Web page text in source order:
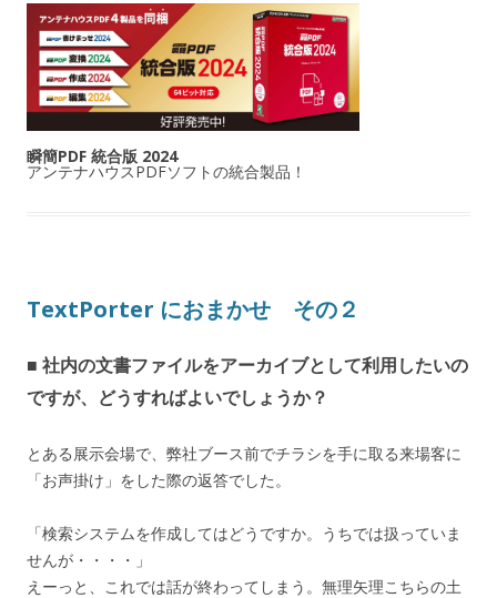
瞬簡PDF 統合版 2024
アンテナハウスPDFソフトの統合製品！
TextPorter におまかせ その２
■ 社内の文書ファイルをアーカイブとして利用したいの
ですが、どうすればよいでしょうか？
とある展示会場で、弊社ブース前でチラシを手に取る来場客に
「お声掛け」をした際の返答でした。
「検索システムを作成してはどうですか。うちでは扱っていま
せんが・・・・」
えーっと、これでは話が終わってしまう。無理矢理こちらの土